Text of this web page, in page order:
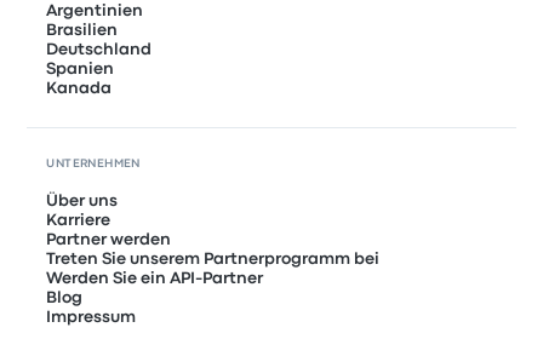
Argentinien
Brasilien
Deutschland
Spanien
Kanada
UNTERNEHMEN
Über uns
Karriere
Partner werden
Treten Sie unserem Partnerprogramm bei
Werden Sie ein API-Partner
Blog
Impressum